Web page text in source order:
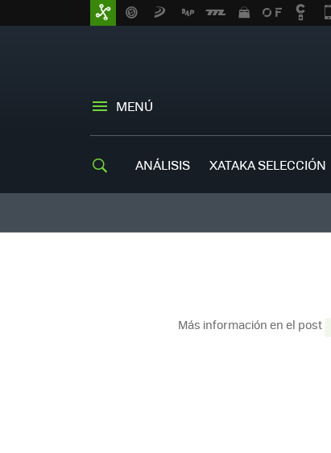
MENÚ
ANÁLISIS XATAKA SELECCIÓN
Más información en el post